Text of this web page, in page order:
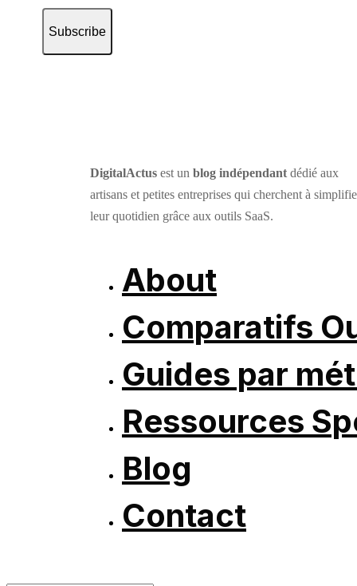
Subscribe
DigitalActus est un blog indépendant dédié aux
artisans et petites entreprises qui cherchent à
leur quotidien grâce aux outils SaaS.
About
Comparatifs
Guides par
Ressources
Blog
Contact